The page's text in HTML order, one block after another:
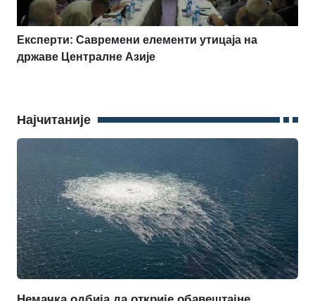
Експерти: Савремени елементи утицаја на
државе Централне Азије
Најчитаније